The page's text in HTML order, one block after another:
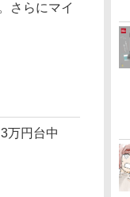
さらにマイ
万円台中